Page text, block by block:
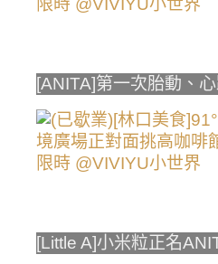
[ANITA]第一次胎動、
[Little A]小米粒正名